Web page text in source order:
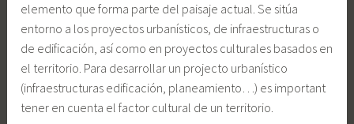
elemento que forma parte del paisaje actual. Se sitúa
entorno a los proyectos urbanísticos, de infraestructuras o
de edificación, así como en proyectos culturales basados en
el territorio. Para desarrollar un projecto urbanístico
(infraestructuras edificación, planeamiento…) es important
tener en cuenta el factor cultural de un territorio.